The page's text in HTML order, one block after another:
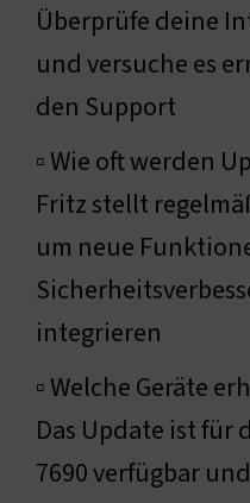
Überprüfe deine
und versuche es
den Support
▫ Wie oft werden
Fritz stellt
um neue
integrieren
▫ Welche Geräte
Das Update ist für
7690 verfügbar